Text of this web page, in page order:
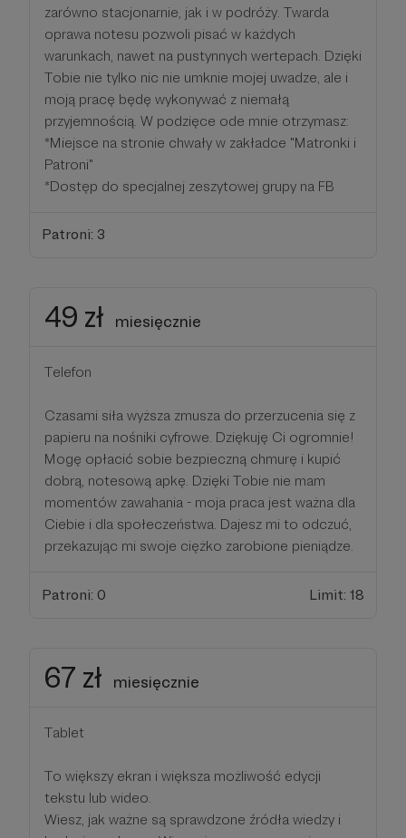
zarówno stacjonarnie, jak i w podróży. Twarda
oprawa notesu pozwoli pisać w każdych
warunkach, nawet na pustynnych wertepach. Dzięki
Tobie nie tylko nic nie umknie mojej uwadze, ale i
moją pracę będę wykonywać z niemałą
przyjemnością. W podzięce ode mnie otrzymasz:
*Miejsce na stronie chwały w zakładce "Matronki i
Patroni"
*Dostęp do specjalnej zeszytowej grupy na FB
Patroni: 3
49 zł miesięcznie
Telefon
Czasami siła wyższa zmusza do przerzucenia się z
papieru na nośniki cyfrowe. Dziękuję Ci ogromnie!
Mogę opłacić sobie bezpieczną chmurę i kupić
dobrą, notesową apkę. Dzięki Tobie nie mam
momentów zawahania - moja praca jest ważna dla
Ciebie i dla społeczeństwa. Dajesz mi to odczuć,
przekazując mi swoje ciężko zarobione pieniądze.
Patroni: 0 Limit: 18
67 zł miesięcznie
Tablet
To większy ekran i większa możliwość edycji
tekstu lub wideo.
Wiesz, jak ważne są sprawdzone źródła wiedzy i